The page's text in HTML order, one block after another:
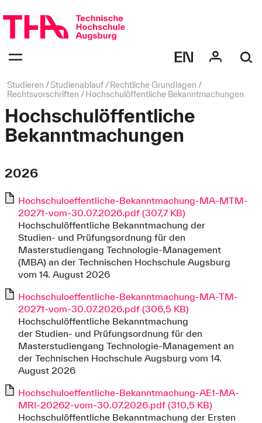
überspringen
bestätigen
des
Menüs
Seitenpfad:
Studieren Studienablauf
Rechtliche Grundlagen
Rechtsvorschriften
Hochschulöffentliche Bekanntmachungen
Hochschulöffentliche
Bekanntmachungen
2026
Hochschuloeffentliche-Bekanntmachung-MA-MTM-
20271-vom-30.07.2026.pdf (307,7 KB)
Hochschulöffentliche Bekanntmachung der
Studien- und Prüfungsordnung für den
Masterstudiengang Technologie-Management
(MBA) an der Technischen Hochschule Augsburg
vom 14. August 2026
Hochschuloeffentliche-Bekanntmachung-MA-TM-
20271-vom-30.07.2026.pdf (306,5 KB)
Hochschulöffentliche Bekanntmachung
der Studien- und Prüfungsordnung für den
Masterstudiengang Technologie-Management an
der Technischen Hochschule Augsburg vom 14.
August 2026
Hochschuloeffentliche-Bekanntmachung-AE1-MA-
MRI-20262-vom-30.07.2026.pdf (310,5 KB)
Hochschulöffentliche Bekanntmachung der Ersten